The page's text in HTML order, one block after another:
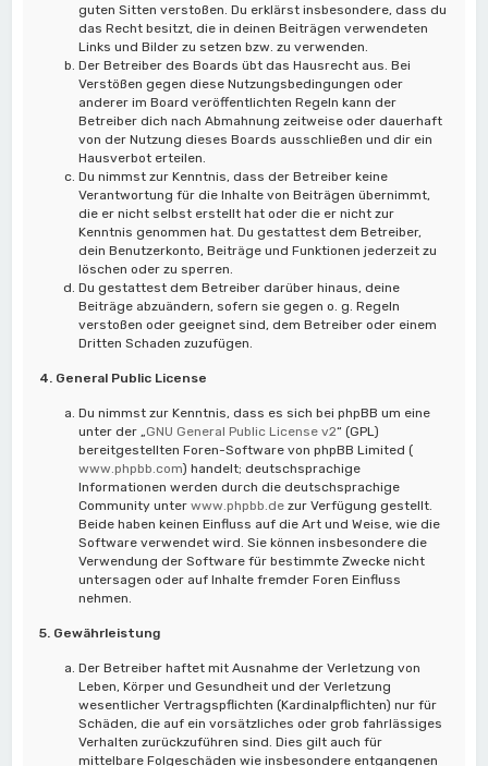
guten Sitten verstoßen. Du erklärst insbesondere, dass du
das Recht besitzt, die in deinen Beiträgen verwendeten
Links und Bilder zu setzen bzw. zu verwenden.
Der Betreiber des Boards übt das Hausrecht aus. Bei
Verstößen gegen diese Nutzungsbedingungen oder
anderer im Board veröffentlichten Regeln kann der
Betreiber dich nach Abmahnung zeitweise oder dauerhaft
von der Nutzung dieses Boards ausschließen und dir ein
Hausverbot erteilen.
Du nimmst zur Kenntnis, dass der Betreiber keine
Verantwortung für die Inhalte von Beiträgen übernimmt,
die er nicht selbst erstellt hat oder die er nicht zur
Kenntnis genommen hat. Du gestattest dem Betreiber,
dein Benutzerkonto, Beiträge und Funktionen jederzeit zu
löschen oder zu sperren.
Du gestattest dem Betreiber darüber hinaus, deine
Beiträge abzuändern, sofern sie gegen o. g. Regeln
verstoßen oder geeignet sind, dem Betreiber oder einem
Dritten Schaden zuzufügen.
4. General Public License
Du nimmst zur Kenntnis, dass es sich bei phpBB um eine
unter der „GNU General Public License v2“ (GPL)
bereitgestellten Foren-Software von phpBB Limited (
www.phpbb.com) handelt; deutschsprachige
Informationen werden durch die deutschsprachige
Community unterwww.phpbb.de zur Verfügung gestellt.
Beide haben keinen Einfluss auf die Art und Weise, wie die
Software verwendet wird. Sie können insbesondere die
Verwendung der Software für bestimmte Zwecke nicht
untersagen oder auf Inhalte fremder Foren Einfluss
nehmen.
5. Gewährleistung
Der Betreiber haftet mit Ausnahme der Verletzung von
Leben, Körper und Gesundheit und der Verletzung
wesentlicher Vertragspflichten (Kardinalpflichten) nur für
Schäden, die auf ein vorsätzliches oder grob fahrlässiges
Verhalten zurückzuführen sind. Dies gilt auch für
mittelbare Folgeschäden wie insbesondere entgangenen